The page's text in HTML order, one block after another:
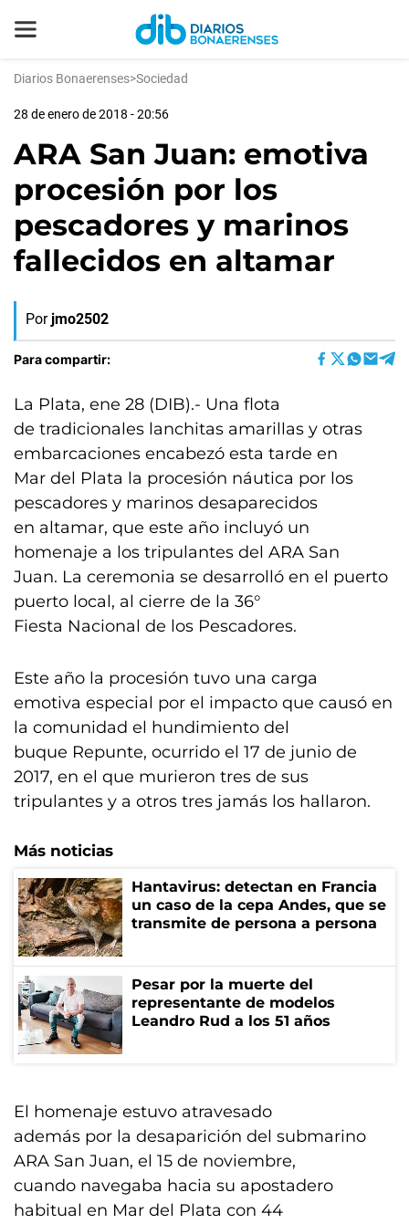
Diarios Bonaerenses>Sociedad
28 de enero de 2018 - 20:56
ARA San Juan: emotiva
procesión por los
pescadores y marinos
fallecidos en altamar
Por jmo2502
Para compartir:
La Plata, ene 28 (DIB).- Una flota
de tradicionales lanchitas amarillas y otras
embarcaciones encabezó esta tarde en
Mar del Plata la procesión náutica por los
pescadores y marinos desaparecidos
en altamar, que este año incluyó un
homenaje a los tripulantes del ARA San
Juan. La ceremonia se desarrolló en el puerto
puerto local, al cierre de la 36°
Fiesta Nacional de los Pescadores.
Este año la procesión tuvo una carga
emotiva especial por el impacto que causó en
la comunidad el hundimiento del
buque Repunte, ocurrido el 17 de junio de
2017, en el que murieron tres de sus
tripulantes y a otros tres jamás los hallaron.
Más noticias
Hantavirus: detectan en Francia
un caso de la cepa Andes, que se
transmite de persona a persona
Pesar por la muerte del
representante de modelos
Leandro Rud a los 51 años
El homenaje estuvo atravesado
además por la desaparición del submarino
ARA San Juan, el 15 de noviembre,
cuando navegaba hacia su apostadero
habitual en Mar del Plata con 44